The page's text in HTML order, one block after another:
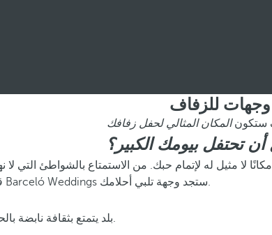
وجهات للزفاف
ستكونالمكان المثالي لحفل زفافك
أن تحتفل بيومك الكبير؟
مثيل له لإتمام حبك. من الاستمتاع بالشواطئ التي لا
قرون مضت أو الاحتفال بليلة زفافك في فندق مثالي، مع Barceló Weddings ستجد وجهة تلبي أحلامك.
بلد يتمتع بثقافة نابضة بالحياة، ومأكولات ذات شهرة عالمية، ومعالم سياحية قديمة.